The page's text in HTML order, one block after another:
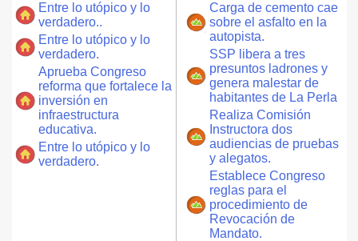
Entre lo utópico y lo
verdadero..
Entre lo utópico y lo
verdadero.
Aprueba Congreso
reforma que fortalece la
inversión en
infraestructura
educativa.
Entre lo utópico y lo
verdadero.
Carga de cemento cae
sobre el asfalto en la
autopista.
SSP libera a tres
presuntos ladrones y
genera malestar de
habitantes de La Perla
Realiza Comisión
Instructora dos
audiencias de pruebas
y alegatos.
Establece Congreso
reglas para el
procedimiento de
Revocación de
Mandato.